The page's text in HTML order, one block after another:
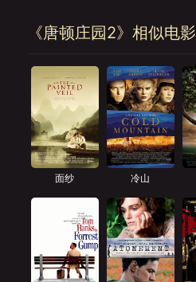
《唐顿庄园2》相似电影
面纱 冷山